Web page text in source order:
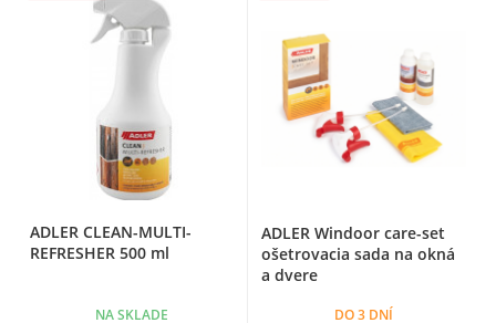
ADLER CLEAN-MULTI-
REFRESHER 500 ml
NA SKLADE
ADLER Windoor care-set
ošetrovacia sada na okná
a dvere
DO 3 DNÍ